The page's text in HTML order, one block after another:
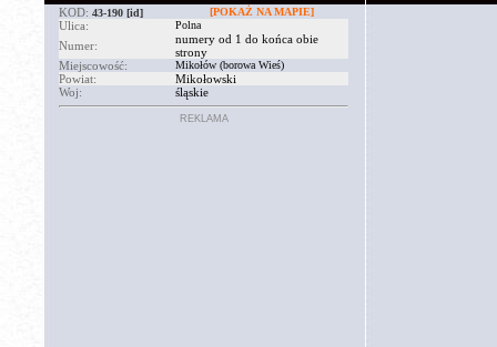
KOD: 43-190 [id] [POKAŻ NA MAPIE]
Ulica: Polna
Numer:
numery od 1 do końca obie
strony
Miejscowość:
Mikołów (borowa Wieś)
Powiat:
Mikołowski
Woj:
śląskie
REKLAMA